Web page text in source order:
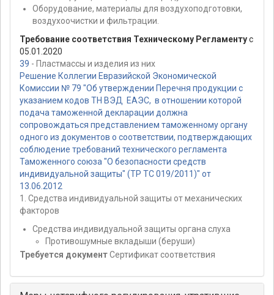
Оборудование, материалы для воздухоподготовки,
воздухоочистки и фильтрации.
Требование соответствия Техническому Регламентус
05.01.2020
39 - Пластмассы и изделия из них
Решение Коллегии Евразийской Экономической
Комиссии № 79 "Об утверждении Перечня продукции с
указанием кодов ТН ВЭД ЕАЭС, в отношении которой
подача таможенной декларации должна
сопровождаться представлением таможенному органу
одного из документов о соответствии, подтверждающих
соблюдение требований технического регламента
Таможенного союза "О безопасности средств
индивидуальной защиты" (ТР ТС 019/2011)" от
13.06.2012
1. Средства индивидуальной защиты от механических
факторов
Средства индивидуальной защиты органа слуха
Противошумные вкладыши (беруши)
Требуется документСертификат соответствия